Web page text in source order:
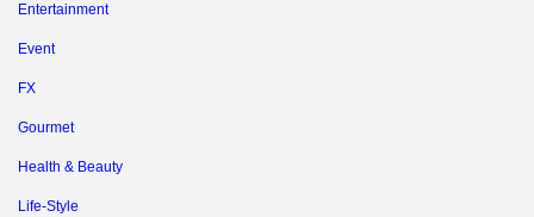
Entertainment
Event
FX
Gourmet
Health & Beauty
Life‐Style